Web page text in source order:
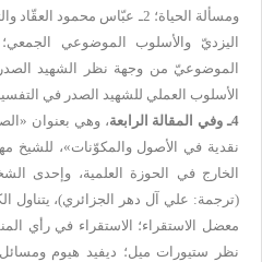
الموضوعيّ من وجهة نظر الشهيد
الأسلوب العملي للشهيد الصدر في
4ـ وفي المقالة الرابعة
، وهي بعنوان «
نقدية في الأصول والمكوّنات»، للشيخ
الخارج في الحوزة العلمية، وإحدى
(ترجمة: علي آل دهر الجزائري)، يتناول
معضل الاستقراء؛ الاستقراء في رأي
نظر ستيورات ميل؛ ديفيد هيوم